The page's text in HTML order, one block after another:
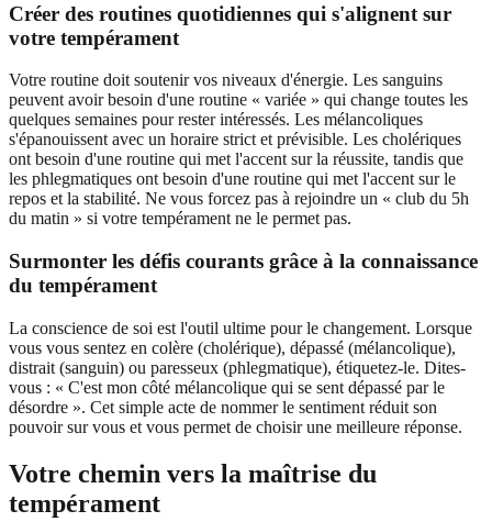
Créer des routines quotidiennes qui s'alignent sur
votre tempérament
Votre routine doit soutenir vos niveaux d'énergie. Les sanguins
peuvent avoir besoin d'une routine « variée » qui change toutes les
quelques semaines pour rester intéressés. Les mélancoliques
s'épanouissent avec un horaire strict et prévisible. Les cholériques
ont besoin d'une routine qui met l'accent sur la réussite, tandis que
les phlegmatiques ont besoin d'une routine qui met l'accent sur le
repos et la stabilité. Ne vous forcez pas à rejoindre un « club du 5h
du matin » si votre tempérament ne le permet pas.
Surmonter les défis courants grâce à la connaissance
du tempérament
La conscience de soi est l'outil ultime pour le changement. Lorsque
vous vous sentez en colère (cholérique), dépassé (mélancolique),
distrait (sanguin) ou paresseux (phlegmatique), étiquetez-le. Dites-
vous : « C'est mon côté mélancolique qui se sent dépassé par le
désordre ». Cet simple acte de nommer le sentiment réduit son
pouvoir sur vous et vous permet de choisir une meilleure réponse.
Votre chemin vers la maîtrise du
tempérament